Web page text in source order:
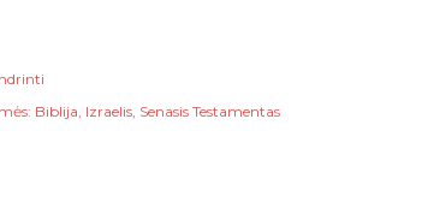
Biblija Izraelis Senasis Testamentas